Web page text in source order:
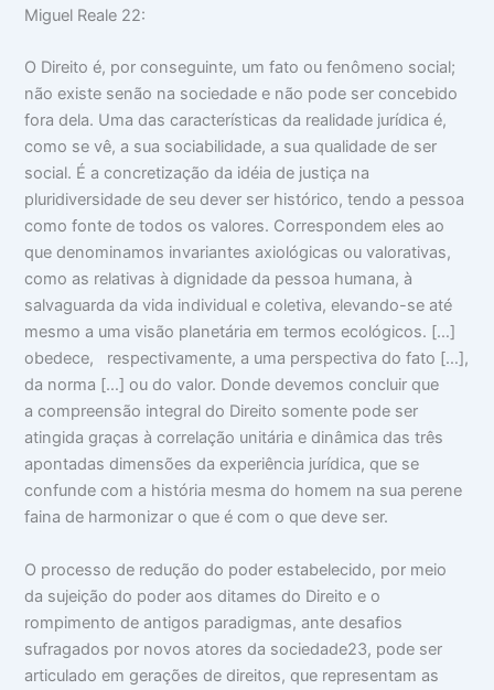
Miguel Reale 22:
O Direito é, por conseguinte, um fato ou fenômeno social;
não existe senão na sociedade e não pode ser concebido
fora dela. Uma das características da realidade jurídica é,
como se vê, a sua sociabilidade, a sua qualidade de ser
social. É a concretização da idéia de justiça na
pluridiversidade de seu dever ser histórico, tendo a pessoa
como fonte de todos os valores. Correspondem eles ao
que denominamos invariantes axiológicas ou valorativas,
como as relativas à dignidade da pessoa humana, à
salvaguarda da vida individual e coletiva, elevando-se até
mesmo a uma visão planetária em termos ecológicos. […]
obedece, respectivamente, a uma perspectiva do fato […],
da norma […] ou do valor. Donde devemos concluir que
a compreensão integral do Direito somente pode ser
atingida graças à correlação unitária e dinâmica das três
apontadas dimensões da experiência jurídica, que se
confunde com a história mesma do homem na sua perene
faina de harmonizar o que é com o que deve ser.
O processo de redução do poder estabelecido, por meio
da sujeição do poder aos ditames do Direito e o
rompimento de antigos paradigmas, ante desafios
sufragados por novos atores da sociedade23, pode ser
articulado em gerações de direitos, que representam as